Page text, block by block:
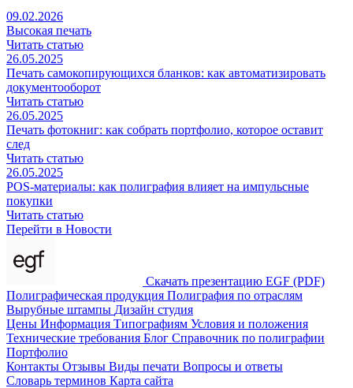
09.02.2026
Высокая печать
Читать статью
26.05.2025
Печать самокопирующихся бланков: как автоматизировать
документооборот
Читать статью
26.05.2025
Печать фотокниг: как собрать портфолио, которое оставит
след
Читать статью
26.05.2025
POS-материалы: как полиграфия влияет на импульсные
покупки
Читать статью
Перейти в Новости
Скачать презентацию EGF (PDF)
Полиграфическая продукция Полиграфия по отраслям
Вырубные штампы Дизайн студия
Цены Информация Типографиям Условия и положения
Технические требования Блог Справочник по полиграфии
Портфолио
Контакты Отзывы Виды печати Вопросы и ответы
Словарь терминов Карта сайта